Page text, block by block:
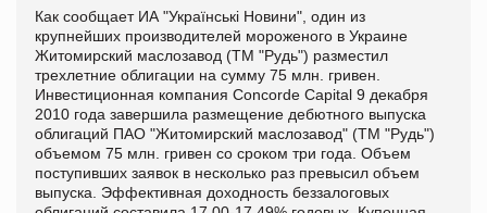
Как сообщает ИА "Українські Новини", один из
крупнейших производителей мороженого в Украине
Житомирский маслозавод (ТМ "Рудь") разместил
трехлетние облигации на сумму 75 млн. гривен.
Инвестиционная компания Concorde Capital 9 декабря
2010 года завершила размещение дебютного выпуска
облигаций ПАО "Житомирский маслозавод" (ТМ "Рудь")
объемом 75 млн. гривен со сроком три года. Объем
поступивших заявок в несколько раз превысил объем
выпуска. Эффективная доходность беззалоговых